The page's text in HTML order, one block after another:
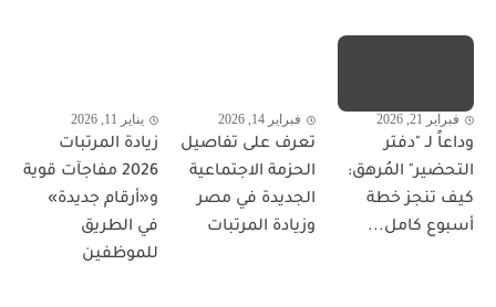
فبراير 21, 2026
وداعاً لـ "دفتر
التحضير" المُرهق:
كيف تنجز خطة
أسبوع كامل...
فبراير 14, 2026
تعرف على تفاصيل
الحزمة الاجتماعية
الجديدة في مصر
وزيادة المرتبات
يناير 11, 2026
زيادة المرتبات
2026 مفاجآت قوية
و«أرقام جديدة»
في الطريق
للموظفين